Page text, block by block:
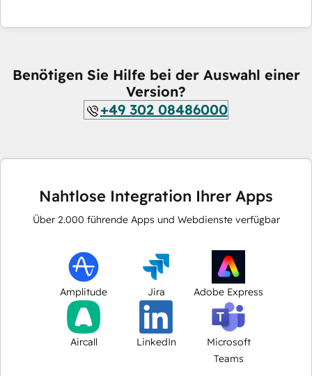
Benötigen Sie Hilfe bei der Auswahl einer
Version?
+49 302 08486000
Nahtlose Integration Ihrer Apps
Über 2.000 führende Apps und Webdienste verfügbar
Amplitude Jira Adobe Express
Aircall LinkedIn
Microsoft
Teams